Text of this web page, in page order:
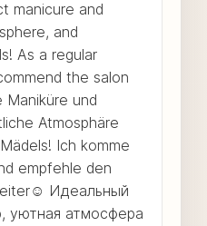
manicure and
and
As a regular
the salon
und
Atmosphäre
Ich komme
empfehle den
Идеальный
уютная атмосфера